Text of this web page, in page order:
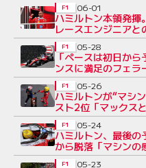
ハミルトン本領発揮
レースエンジニアと
F1 06-01
「ペースは初日から
ンスに満足のフェラ
ルトンの走りも評価
F1 05-28
ハミルトンが“マシ
スト2位「マックス
レースをする理由」
F1 05-26
ハミルトン、最後
から脱落「マシンの
スがある」
F1 05-24
F1 05-23